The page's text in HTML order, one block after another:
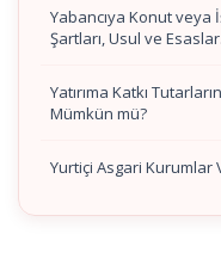
Yabancıya Konut veya
Şartları, Usul ve
Yatırıma Katkı
Mümkün mü?
Yurtiçi Asgari Kurumlar